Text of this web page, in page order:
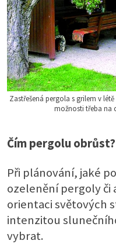
Zastřešená pergola s grilem v
možnosti třeba na
Čím pergolu obrůst?
Při plánování, jaké
ozelenění pergoly
orientaci světových
intenzitou
vybrat.